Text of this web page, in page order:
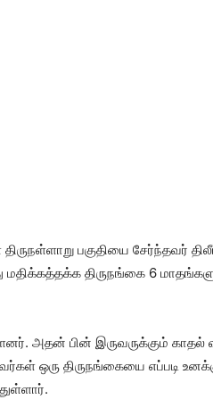
பகுதியை சேர்ந்தவர்
திருநங்கை 6
அதன் பின் இருவருக்கும்
ஒரு திருநங்கையை எப்படி